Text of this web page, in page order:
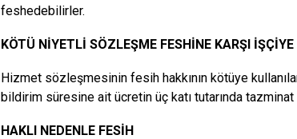
feshedebilirler.
KÖTÜ NİYETLİ SÖZLEŞME FESHİNE KARŞI
Hizmet sözleşmesinin fesih hakkının kötüye
bildirim süresine ait ücretin üç katı tutarında
HAKLI NEDENLE FESİH